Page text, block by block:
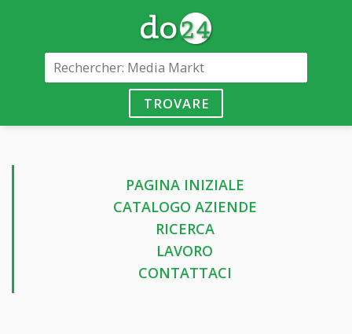
TROVARE
PAGINA INIZIALE
CATALOGO AZIENDE
RICERCA
LAVORO
CONTATTACI